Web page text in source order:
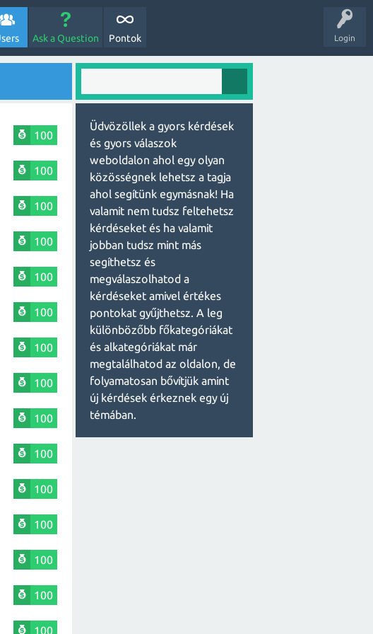
Login
Ask a Question Pontok
100
100
100
100
100
100
100
100
100
100
100
100
100
100
100
Üdvözöllek a gyors kérdések
és gyors válaszok
weboldalon ahol egy olyan
közösségnek lehetsz a tagja
ahol segítünk egymásnak! Ha
valamit nem tudsz feltehetsz
kérdéseket és ha valamit
jobban tudsz mint más
segíthetsz és
megválaszolhatod a
kérdéseket amivel értékes
pontokat gyűjthetsz. A leg
különbözőbb főkategóriákat
és alkategóriákat már
megtalálhatod az oldalon, de
folyamatosan bővítjük amint
új kérdések érkeznek egy új
témában.